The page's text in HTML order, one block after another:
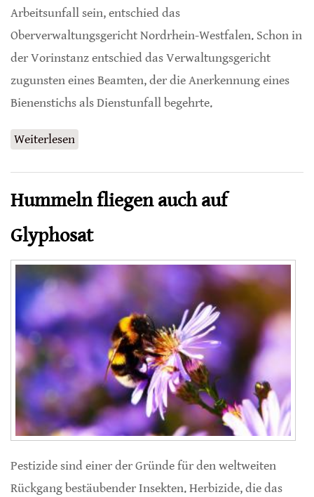
Arbeitsunfall sein, entschied das
Oberverwaltungsgericht Nordrhein-Westfalen. Schon in
der Vorinstanz entschied das Verwaltungsgericht
zugunsten eines Beamten, der die Anerkennung eines
Bienenstichs als Dienstunfall begehrte.
Weiterlesen
Hummeln fliegen auch auf
Glyphosat
Pestizide sind einer der Gründe für den weltweiten
Rückgang bestäubender Insekten. Herbizide, die das